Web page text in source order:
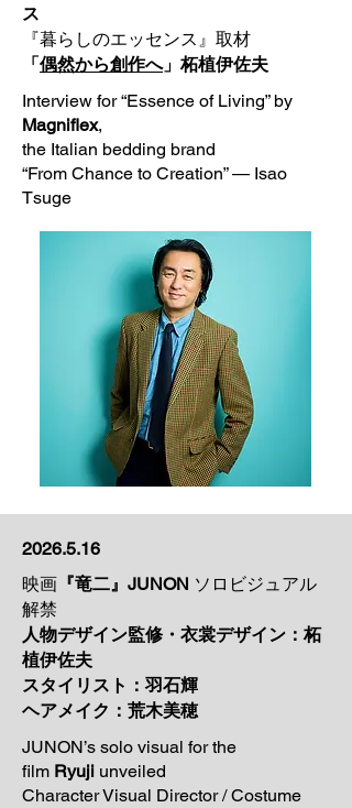
ス
『暮らしのエッセンス』取材
「偶然から創作へ」柘植伊佐夫
Interview for “Essence of Living” by
Magniflex,
the Italian bedding brand
“From Chance to Creation” — Isao
Tsuge
2026.5.16
映画 『竜二』JUNON ソロビジュアル
解禁
人物デザイン監修・ 衣裳デザイン ：柘
植伊佐夫
スタイリスト：羽石輝
​ヘアメイク：荒木美穂
JUNON’s solo visual for the
film Ryuji unveiled
Character Visual Director / Costume